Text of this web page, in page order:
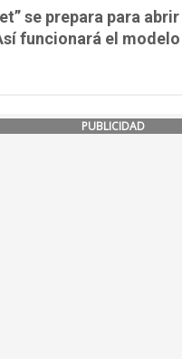
se prepara para
funcionará el
PUBLICIDAD